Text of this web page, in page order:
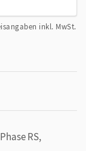
inkl. MwSt.
RS,